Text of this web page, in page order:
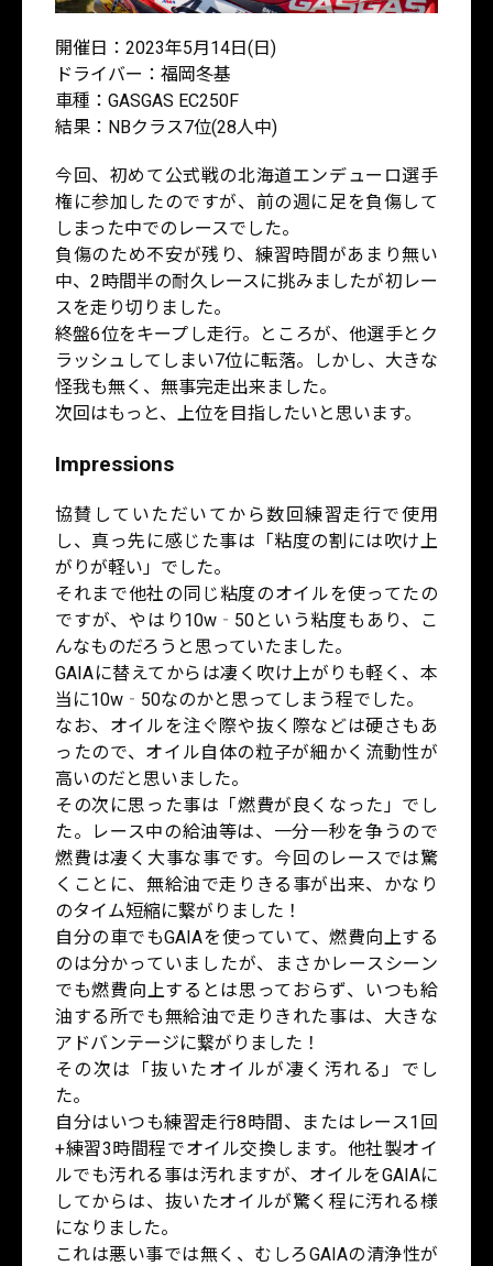
開催日：2023年5月14日(日)
ドライバー：福岡冬基
車種：GASGAS EC250F
結果：NBクラス7位(28人中)
今回、初めて公式戦の北海道エンデューロ選手
権に参加したのですが、前の週に足を負傷して
しまった中でのレースでした。
負傷のため不安が残り、練習時間があまり無い
中、2時間半の耐久レースに挑みましたが初レー
スを走り切りました。
終盤6位をキープし走行。ところが、他選手とク
ラッシュしてしまい7位に転落。しかし、大きな
怪我も無く、無事完走出来ました。
次回はもっと、上位を目指したいと思います。
Impressions
協賛していただいてから数回練習走行で使用
し、真っ先に感じた事は「粘度の割には吹け上
がりが軽い」でした。
それまで他社の同じ粘度のオイルを使ってたの
ですが、やはり10w‐50という粘度もあり、こ
んなものだろうと思っていたました。
GAIAに替えてからは凄く吹け上がりも軽く、本
当に10w‐50なのかと思ってしまう程でした。
なお、オイルを注ぐ際や抜く際などは硬さもあ
ったので、オイル自体の粒子が細かく流動性が
高いのだと思いました。
その次に思った事は「燃費が良くなった」でし
た。レース中の給油等は、一分一秒を争うので
燃費は凄く大事な事です。今回のレースでは驚
くことに、無給油で走りきる事が出来、かなり
のタイム短縮に繋がりました！
自分の車でもGAIAを使っていて、燃費向上する
のは分かっていましたが、まさかレースシーン
でも燃費向上するとは思っておらず、いつも給
油する所でも無給油で走りきれた事は、大きな
アドバンテージに繋がりました！
その次は「抜いたオイルが凄く汚れる」でし
た。
自分はいつも練習走行8時間、またはレース1回
+練習3時間程でオイル交換します。他社製オイ
ルでも汚れる事は汚れますが、オイルをGAIAに
してからは、抜いたオイルが驚く程に汚れる様
になりました。
これは悪い事では無く、むしろGAIAの清浄性が